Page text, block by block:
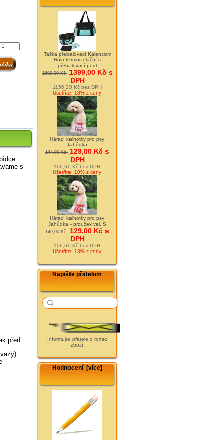
s
před
Taška přebalovací Kalencom
Nola termoizolační s
přebalovací podl
1699,00 Kč 1399,00 Kč s
DPH
1156,20 Kč bez DPH
Ušetříte: 18% z ceny
Hárací kalhotky pro psy
Jahůdka
144,00 Kč 129,00 Kč s
DPH
106,61 Kč bez DPH
Ušetříte: 10% z ceny
Hárací kalhotky pro psy
Jahůdka - proužek vel. S
149,00 Kč 129,00 Kč s
DPH
106,61 Kč bez DPH
Ušetříte: 13% z ceny
Napište přátelům
Informujte přátele o tomto
zboží
Hodnocení [více]